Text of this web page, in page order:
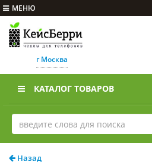
МЕНЮ
г Москва
КАТАЛОГ ТОВАРОВ
Назад